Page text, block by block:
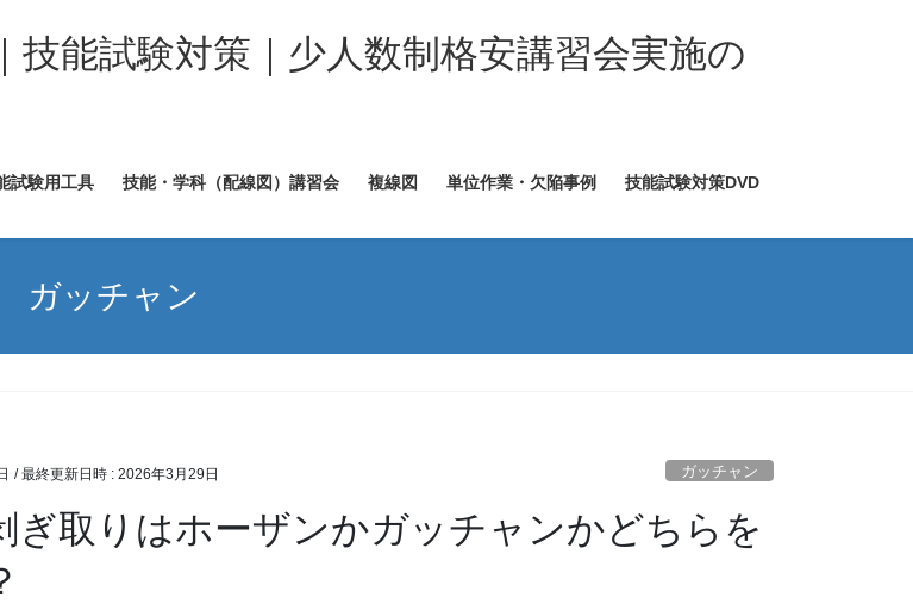
技能試験対策｜少人数制格安講習会実施の
試験用工具 技能・学科（配線図）講習会 複線図 単位作業・欠陥事例 技能試験対策DVD
ガッチャン
/ 最終更新日時 : 2026年3月29日 ガッチャン
ぎ取りはホーザンかガッチャンかどちらを